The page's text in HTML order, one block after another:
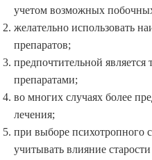
учетом возможных
желательно использовать
препаратов;
предпочтительной
препаратами;
во многих случаях более
лечения;
при выборе психотропного
учитывать влияние